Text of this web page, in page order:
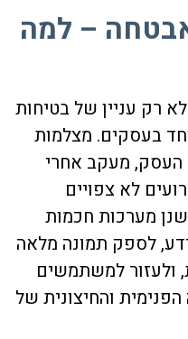
– למה
רק עניין של בטיחות
בעסקים. מצלמות
העסק, מעקב אחרי
לא צפויים
מערכות חכמות
לספק תמונה מלאה
ולעזור למשתמשים
והחיצונית של